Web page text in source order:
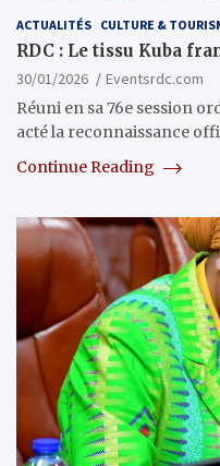
ACTUALITÉS CULTURE &
RDC : Le tissu Kuba
30/01/2026
Eventsrdc.com
Réuni en sa 76e session
acté la reconnaissance
Continue Reading